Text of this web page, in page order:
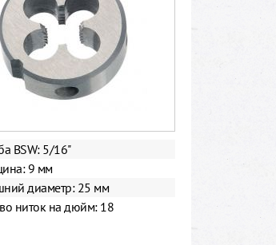
BSW: 5/16"
9 мм
диаметр: 25 мм
ниток на дюйм: 18